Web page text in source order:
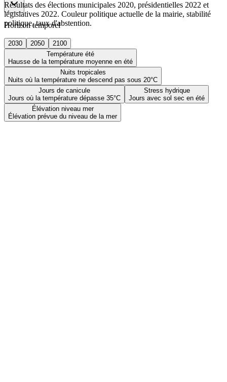
Horizon temporel
2030 2050
2100
Température été
Hausse de la température moyenne en été
Nuits tropicales
Nuits où la température ne descend pas sous 20°C
Jours de canicule
Jours où la température dépasse 35°C
Stress hydrique
Jours avec sol sec en été
Élévation niveau mer
Élévation prévue du niveau de la mer
Résultats des élections municipales 2020, présidentielles 2022 et
législatives 2022. Couleur politique actuelle de la mairie, stabilité
politique, taux d'abstention.